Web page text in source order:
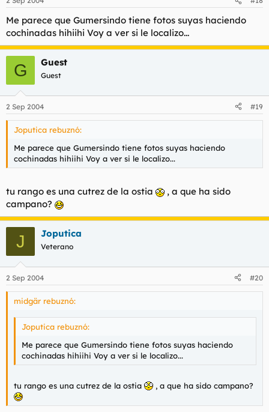
Me parece que Gumersindo tiene fotos suyas haciendo
cochinadas hihiihi Voy a ver si le localizo...
G Guest
Guest
2 Sep 2004 #19
Joputica rebuznó:
Me parece que Gumersindo tiene fotos suyas haciendo
cochinadas hihiihi Voy a ver si le localizo...
tu rango es una cutrez de la ostia
, a que ha sido
campano?
J Joputica
Veterano
2 Sep 2004 #20
midgär rebuznó:
Joputica rebuznó:
Me parece que Gumersindo tiene fotos suyas haciendo
cochinadas hihiihi Voy a ver si le localizo...
tu rango es una cutrez de la ostia , a que ha sido campano?